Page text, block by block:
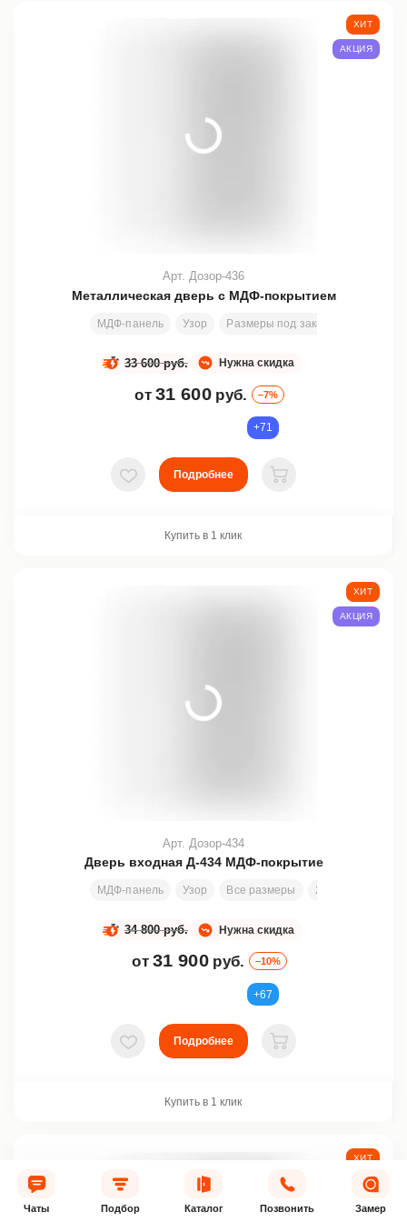
Металлическая дверь с МДФ-покрытием
МДФ-панель Узор Размеры под заказ
Арт. Дозор-436
Нужна скидка
33 600 руб.
от 31 600 руб. –7%
ХИТ
АКЦИЯ
+71
В избранное
Подробнее
В корзину
Купить в 1 клик
Дверь входная Д-434 МДФ-покрытие
МДФ-панель Узор Все размеры 2000х800 мм
Арт. Дозор-434
Нужна скидка
34 800 руб.
от 31 900 руб. –10%
ХИТ
АКЦИЯ
+67
В избранное
Подробнее
В корзину
Купить в 1 клик
ХИТ
АКЦИЯ
Чаты Подбор Каталог Позвонить Замер